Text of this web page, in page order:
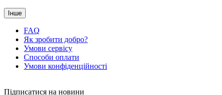
Інше
FAQ
Як зробити добро?
Умови сервісу
Способи оплати
Умови конфіденційності
Підписатися на новини